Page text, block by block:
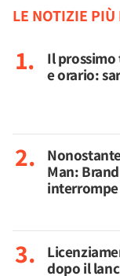
LE NOTIZIE PIÙ
Il prossimo
e orario:
Man:
dopo il